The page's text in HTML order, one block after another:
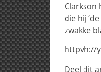
Clarkson
die hij
zwakke
httpvh://
Deel dit